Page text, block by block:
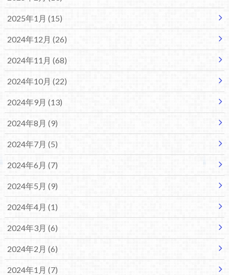
2025年1月 (15)
2024年12月 (26)
2024年11月 (68)
2024年10月 (22)
2024年9月 (13)
2024年8月 (9)
2024年7月 (5)
2024年6月 (7)
2024年5月 (9)
2024年4月 (1)
2024年3月 (6)
2024年2月 (6)
2024年1月 (7)